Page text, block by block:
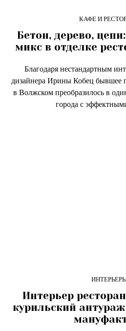
КАФЕ И
Бетон, дерево,
микс в отделке
Благодаря нестандартным
дизайнера Ирины Кобец бывшее
в Волжском преобразилось в
города с
Интерьер
курильский